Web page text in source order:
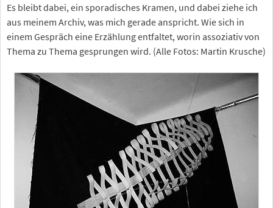
Es bleibt dabei, ein sporadisches Kramen, und dabei ziehe ich
aus meinem Archiv, was mich gerade anspricht. Wie sich in
einem Gespräch eine Erzählung entfaltet, worin assoziativ von
Thema zu Thema gesprungen wird. (Alle Fotos: Martin Krusche)